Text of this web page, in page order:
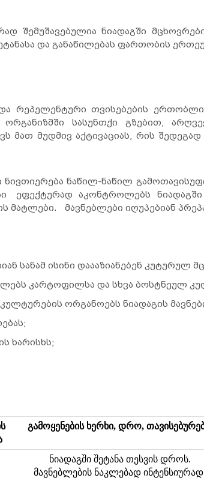
შემუშავებულია ნიადაგში
და განაწილებას ფართობის
რეპელენტური თვისებების
სასუნთქი გზებით,
მათ მუდმივ აქტივაციას, რის
ნაწილ-ნაწილ
ეფექტურად აკონტროლებს
მატლები. მავნებლები იღუპებიან
სანამ ისინი დაააზიანებენ კუტურულ
კარტოფილსა და სხვა ბოსტნეულ
ორგანოებს ნიადაგის
ხარისხს;
გამოყენების ხერხი, დრო,
ნიადაგში შეტანა თესვის დროს.
მავნებლების ნაკლებად ინტენსიურად